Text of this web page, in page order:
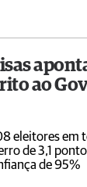
ao
eleitores em
de 3,1
de 95%